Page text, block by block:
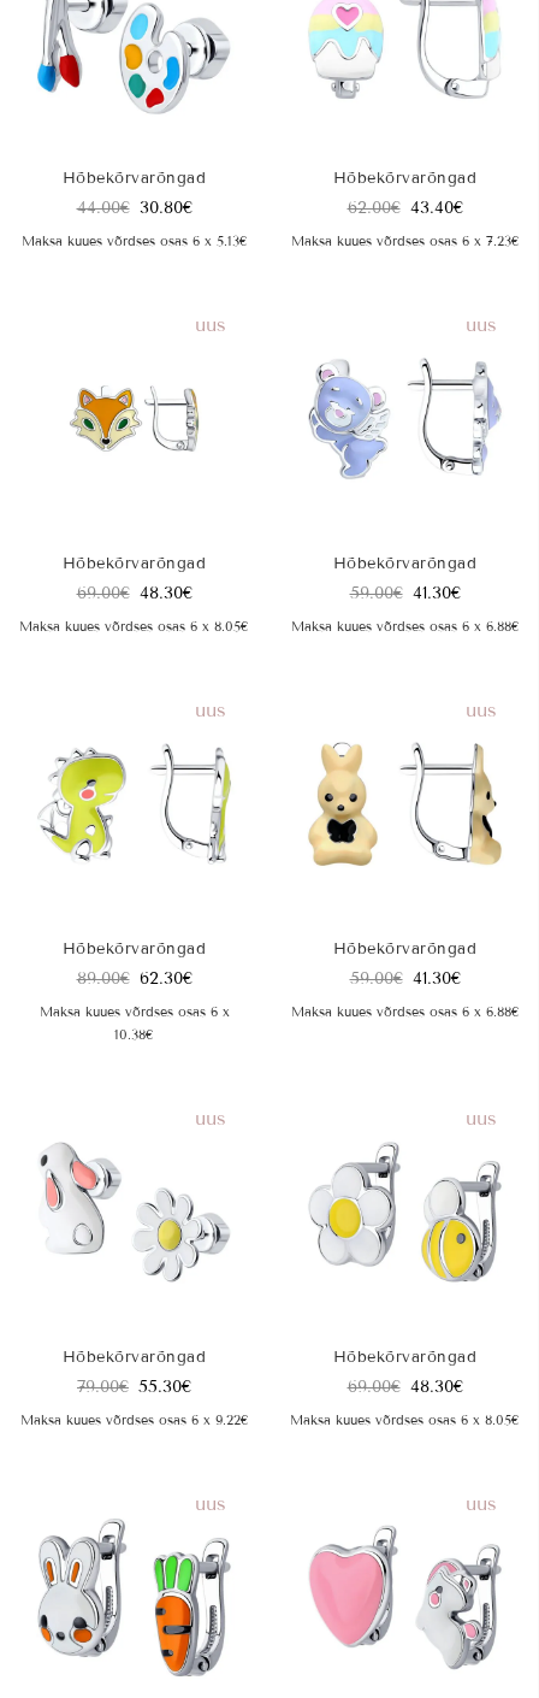
Hõbekõrvarõngad
44.00€ 30.80€
Maksa kuues võrdses osas 6 x 5.13€
Hõbekõrvarõngad
62.00€ 43.40€
Maksa kuues võrdses osas 6 x 7.23€
uus
Hõbekõrvarõngad
69.00€ 48.30€
Maksa kuues võrdses osas 6 x 8.05€
uus
Hõbekõrvarõngad
59.00€ 41.30€
Maksa kuues võrdses osas 6 x 6.88€
uus
Hõbekõrvarõngad
89.00€ 62.30€
Maksa kuues võrdses osas 6 x
10.38€
uus
Hõbekõrvarõngad
59.00€ 41.30€
Maksa kuues võrdses osas 6 x 6.88€
uus
Hõbekõrvarõngad
79.00€ 55.30€
Maksa kuues võrdses osas 6 x 9.22€
uus
Hõbekõrvarõngad
69.00€ 48.30€
Maksa kuues võrdses osas 6 x 8.05€
uus uus